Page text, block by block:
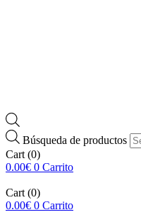
Búsqueda de productos
Cart (0)
0.00€ 0 Carrito
Cart (0)
0.00€ 0 Carrito